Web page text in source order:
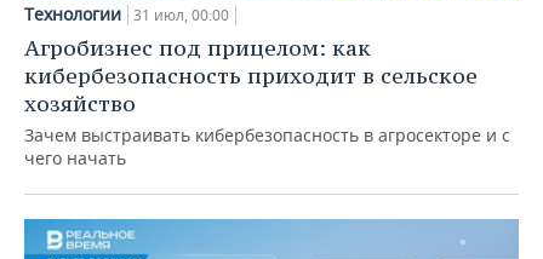
Технологии 31 июл, 00:00
Агробизнес под прицелом: как
кибербезопасность приходит в сельское
хозяйство
Зачем выстраивать кибербезопасность в агросекторе и с
чего начать